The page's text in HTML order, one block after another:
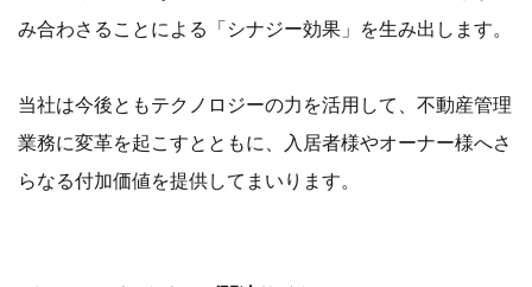
み合わさることによる「シナジー効果」を生み出します。
当社は今後ともテクノロジーの力を活用して、不動産管理
業務に変革を起こすとともに、入居者様やオーナー様へさ
らなる付加価値を提供してまいります。